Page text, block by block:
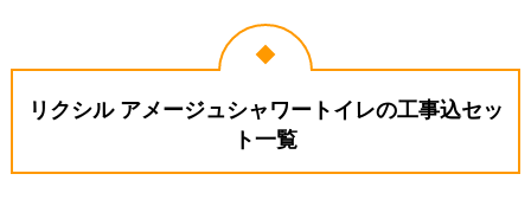
リクシル アメージュシャワートイレの工事込セッ
ト一覧